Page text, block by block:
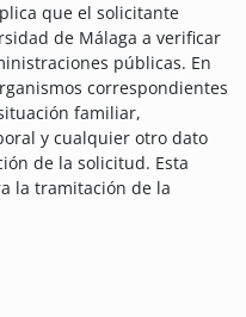
que el solicitante
de Málaga a verificar
públicas. En
correspondientes
familiar,
y cualquier otro dato
de la solicitud. Esta
la tramitación de la